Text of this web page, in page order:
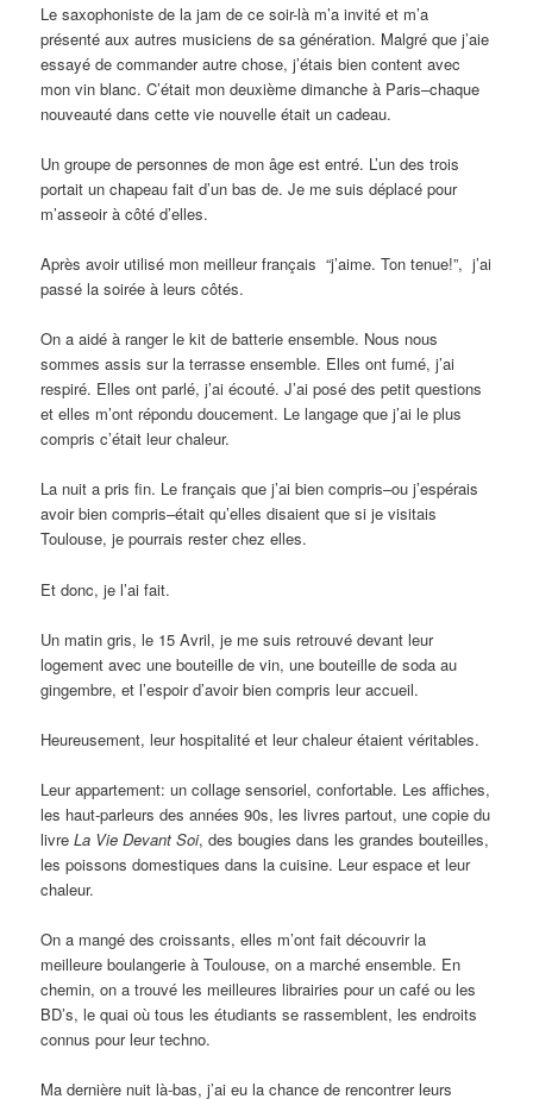
Le saxophoniste de la jam de ce soir-là m’a invité et m’a
présenté aux autres musiciens de sa génération. Malgré que j’aie
essayé de commander autre chose, j’étais bien content avec
mon vin blanc. C’était mon deuxième dimanche à Paris–chaque
nouveauté dans cette vie nouvelle était un cadeau.
Un groupe de personnes de mon âge est entré. L’un des trois
portait un chapeau fait d’un bas de. Je me suis déplacé pour
m’asseoir à côté d’elles.
Après avoir utilisé mon meilleur français “j’aime. Ton tenue!”, j’ai
passé la soirée à leurs côtés.
On a aidé à ranger le kit de batterie ensemble. Nous nous
sommes assis sur la terrasse ensemble. Elles ont fumé, j’ai
respiré. Elles ont parlé, j’ai écouté. J’ai posé des petit questions
et elles m’ont répondu doucement. Le langage que j’ai le plus
compris c’était leur chaleur.
La nuit a pris fin. Le français que j’ai bien compris–ou j’espérais
avoir bien compris–était qu’elles disaient que si je visitais
Toulouse, je pourrais rester chez elles.
Et donc, je l’ai fait.
Un matin gris, le 15 Avril, je me suis retrouvé devant leur
logement avec une bouteille de vin, une bouteille de soda au
gingembre, et l’espoir d’avoir bien compris leur accueil.
Heureusement, leur hospitalité et leur chaleur étaient véritables.
Leur appartement: un collage sensoriel, confortable. Les affiches,
les haut-parleurs des années 90s, les livres partout, une copie du
livreLa Vie Devant Soi, des bougies dans les grandes bouteilles,
les poissons domestiques dans la cuisine. Leur espace et leur
chaleur.
On a mangé des croissants, elles m’ont fait découvrir la
meilleure boulangerie à Toulouse, on a marché ensemble. En
chemin, on a trouvé les meilleures librairies pour un café ou les
BD’s, le quai où tous les étudiants se rassemblent, les endroits
connus pour leur techno.
Ma dernière nuit là-bas, j’ai eu la chance de rencontrer leurs